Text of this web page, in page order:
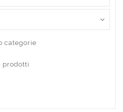
categorie
prodotti